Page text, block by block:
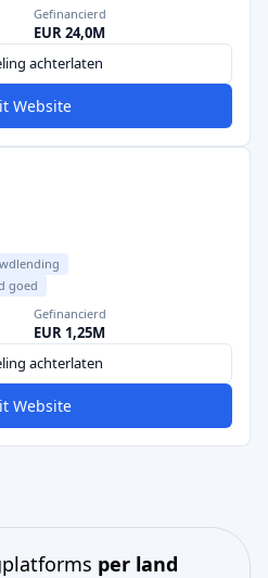
Gefinancierd
EUR 24,0M
achterlaten
Website
goed
Gefinancierd
EUR 1,25M
achterlaten
Website
per land